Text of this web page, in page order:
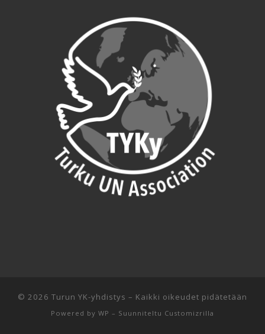
© 2026 Turun YK-yhdistys – Kaikki oikeudet pidätetään
Powered by WP – Suunniteltu Customizrilla